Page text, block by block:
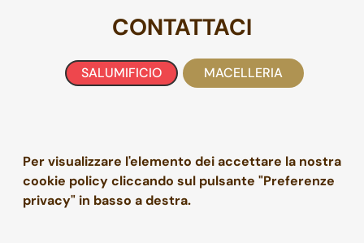
CONTATTACI
SALUMIFICIO MACELLERIA
Per visualizzare l'elemento dei accettare la nostra
cookie policy cliccando sul pulsante "Preferenze
privacy" in basso a destra.